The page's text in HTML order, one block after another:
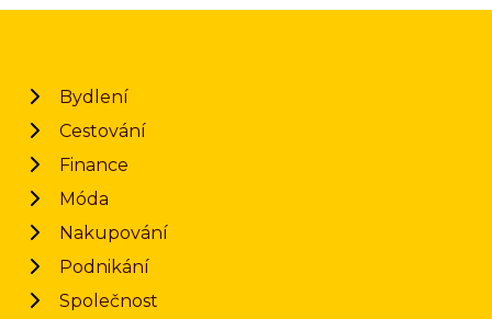
Bydlení
Cestování
Finance
Móda
Nakupování
Podnikání
Společnost